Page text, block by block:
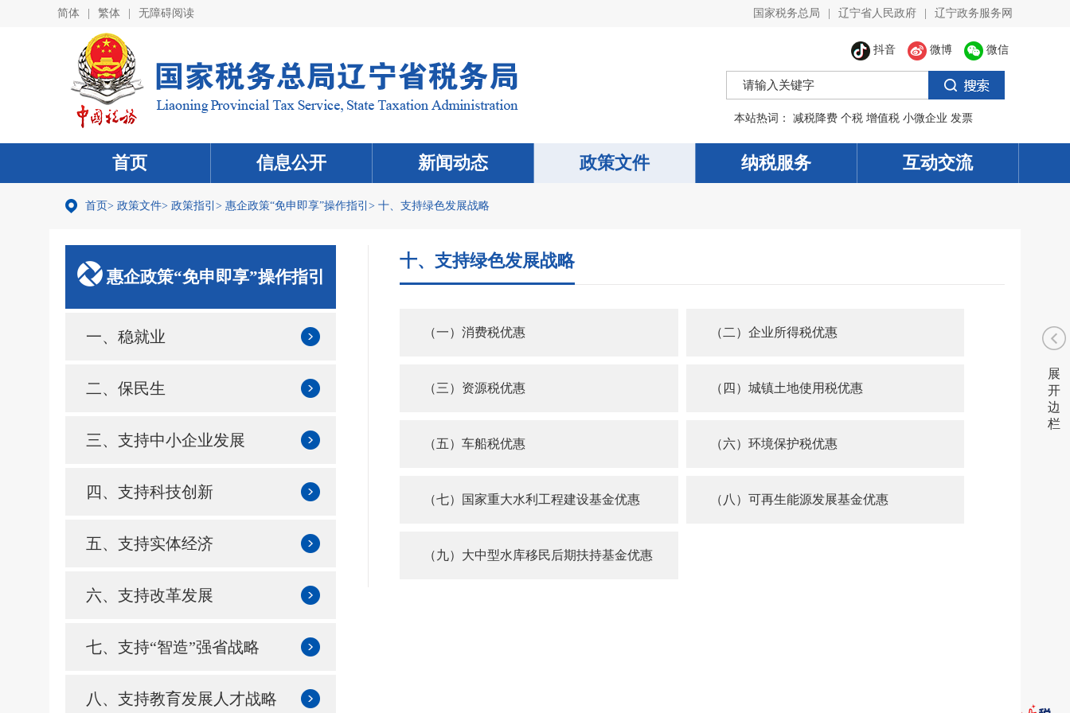
简体 繁体 无障碍阅读 国家税务总局 辽宁省人民政府 辽宁政务服务网
抖音 微博 微信
本站热词： 减税降费 个税 增值税 小微企业 发票
首页 信息公开 新闻动态 政策文件 纳税服务 互动交流
首页> 政策文件> 政策指引 > 惠企政策“免申即享”操作指引 > 十、支持绿色发展战略
惠企政策“免申即享”操作指引
一、稳就业
二、保民生
三、支持中小企业发展
四、支持科技创新
五、支持实体经济
六、支持改革发展
七、支持“智造”强省战略
八、支持教育发展人才战略
十、支持绿色发展战略
（一）消费税优惠 （二）企业所得税优惠
（三）资源税优惠 （四）城镇土地使用税优惠
（五）车船税优惠 （六）环境保护税优惠
（七）国家重大水利工程建设基金优惠 （八）可再生能源发展基金优惠
（九）大中型水库移民后期扶持基金优惠
展
开
边
栏